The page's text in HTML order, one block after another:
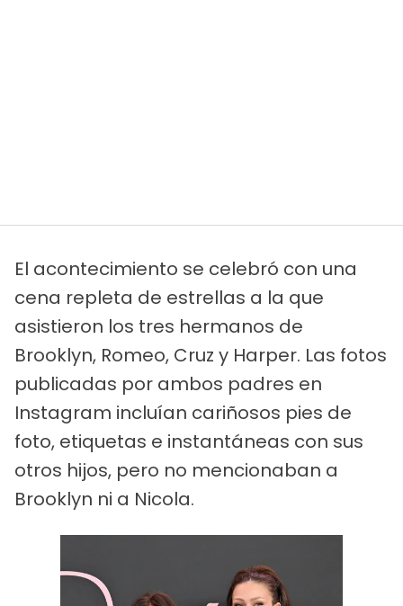
El acontecimiento se celebró con una
cena repleta de estrellas a la que
asistieron los tres hermanos de
Brooklyn, Romeo, Cruz y Harper. Las fotos
publicadas por ambos padres en
Instagram incluían cariñosos pies de
foto, etiquetas e instantáneas con sus
otros hijos, pero no mencionaban a
Brooklyn ni a Nicola.